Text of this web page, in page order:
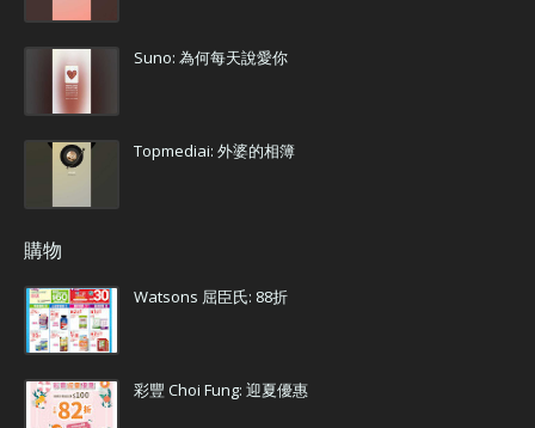
Suno: 為何每天說愛你
Topmediai: 外婆的相簿
購物
Watsons 屈臣氏: 88折
彩豐 Choi Fung: 迎夏優惠